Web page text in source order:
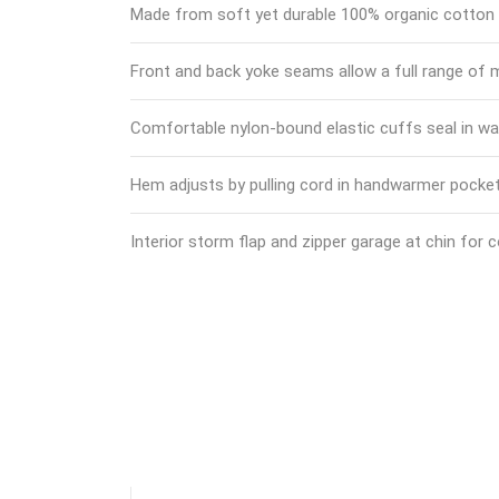
Made from soft yet durable 100% organic cotton
Front and back yoke seams allow a full range of
Comfortable nylon-bound elastic cuffs seal in
Hem adjusts by pulling cord in handwarmer
Interior storm flap and zipper garage at chin for